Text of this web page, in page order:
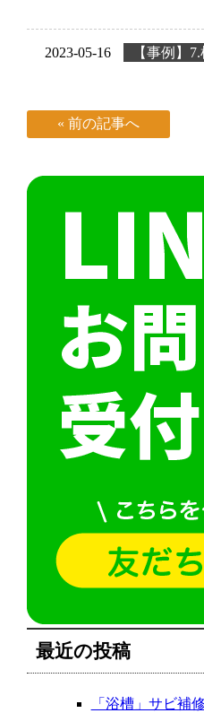
2023-05-16 【事例】
« 前の記事へ
最近の投稿
「浴槽」サビ補修